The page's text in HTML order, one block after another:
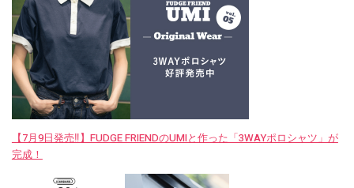
【7月9日発売‼︎】FUDGE FRIENDのUMIと作った「3WAYポロシャツ」が
完成！